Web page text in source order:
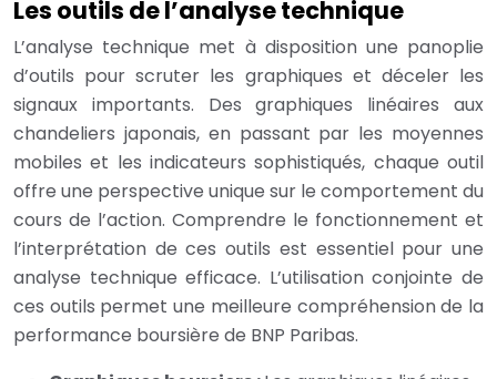
Les outils de l’analyse technique
L’analyse technique met à disposition une panoplie
d’outils pour scruter les graphiques et déceler les
signaux importants. Des graphiques linéaires aux
chandeliers japonais, en passant par les moyennes
mobiles et les indicateurs sophistiqués, chaque outil
offre une perspective unique sur le comportement du
cours de l’action. Comprendre le fonctionnement et
l’interprétation de ces outils est essentiel pour une
analyse technique efficace. L’utilisation conjointe de
ces outils permet une meilleure compréhension de la
performance boursière de BNP Paribas.